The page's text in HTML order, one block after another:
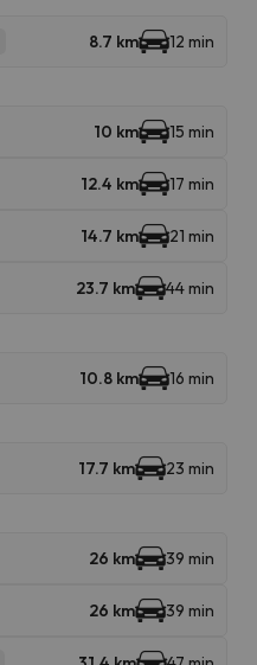
8.7 km 12 min
10 km 15 min
12.4 km 17 min
14.7 km 21 min
23.7 km 44 min
10.8 km 16 min
17.7 km 23 min
26 km 39 min
26 km 39 min